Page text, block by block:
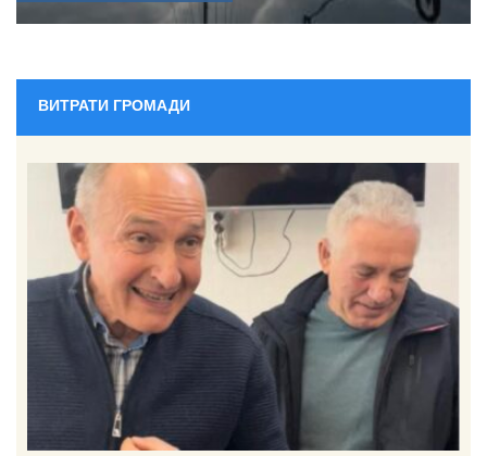
ВИТРАТИ ГРОМАДИ